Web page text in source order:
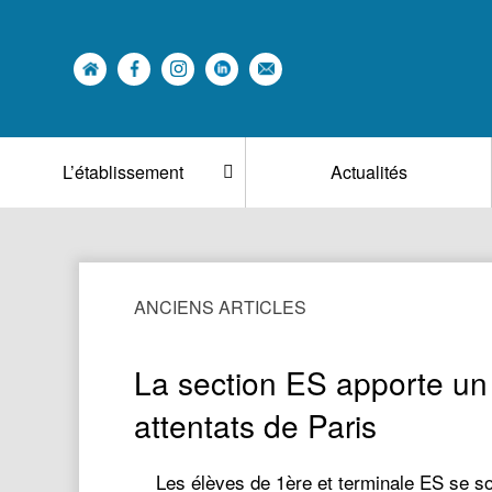
L’établissement Actualités
ANCIENS ARTICLES
La section ES apporte
attentats de Paris
Les élèves de 1ère et terminale ES se